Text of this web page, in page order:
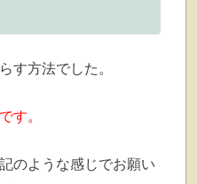
す方法でした。
す。
のような感じでお願い